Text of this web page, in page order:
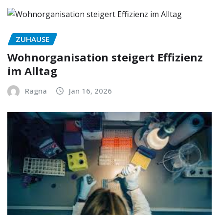
ZUHAUSE
Wohnorganisation steigert Effizienz
im Alltag
Ragna Jan 16, 2026